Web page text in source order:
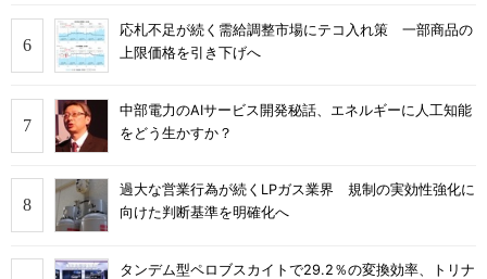
応札不足が続く需給調整市場にテコ入れ策 一部商品の
上限価格を引き下げへ
中部電力のAIサービス開発秘話、エネルギーに人工知能
をどう生かすか？
過大な営業行為が続くLPガス業界 規制の実効性強化に
向けた判断基準を明確化へ
タンデム型ペロブスカイトで29.2％の変換効率、トリナ